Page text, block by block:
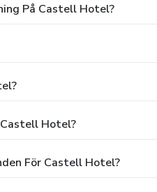
På Castell Hotel?
Hotel?
För Castell Hotel?